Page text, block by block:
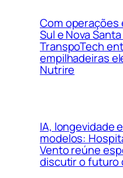
Com operações
Sul e Nova
TranspoTech
empilhadeiras
Nutrire
IA, longevidade
modelos:
Vento reúne
discutir o futuro